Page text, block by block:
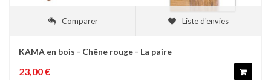
Comparer Liste d'envies
KAMA en bois - Chêne rouge - La paire
23,00 €